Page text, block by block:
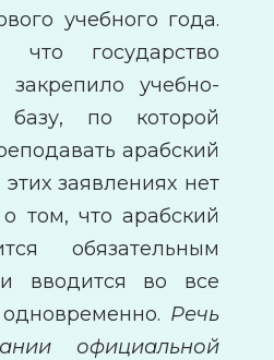
учебного года.
что государство
закрепило учебно-
базу, по которой
арабский
заявлениях нет
том, что арабский
обязательным
вводится во все
Речь
официальной